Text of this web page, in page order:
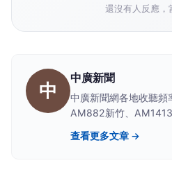
還沒有人反應，
中
中廣新聞
中廣新聞網各地收聽頻
AM882新竹、
化南投、AM1350嘉
AM864高雄屏東、
查看更多文章 →